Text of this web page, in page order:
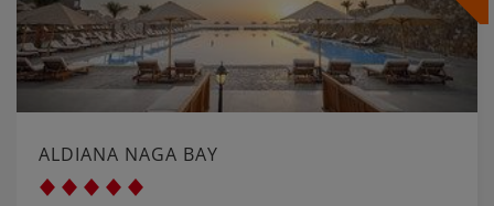
ALDIANA NAGA BAY